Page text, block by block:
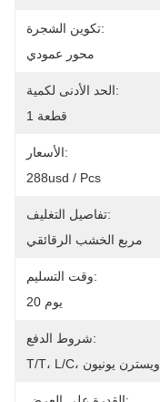
تكوين الشجرة:
محور عمودي
الحد الأدنى لكمية:
1 قطعة
الأسعار:
288usd / Pcs
تفاصيل التغليف:
مربع الخشب الرقائقي
وقت التسليم:
20 يوم
شروط الدفع:
T/T، L/C، ويسترن يونيون